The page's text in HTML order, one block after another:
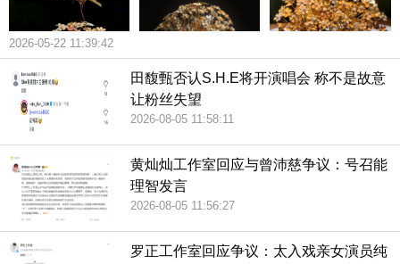
2026-05-22 11:39:42
田馥甄否认S.H.E将开演唱会 称不是故意
让粉丝失望
2026-08-05 11:58:11
黄灿灿工作室回应与曾沛慈争议：号召能
理智发言
2026-08-05 11:56:27
罗正工作室回应争议：太入戏亲女演员纯